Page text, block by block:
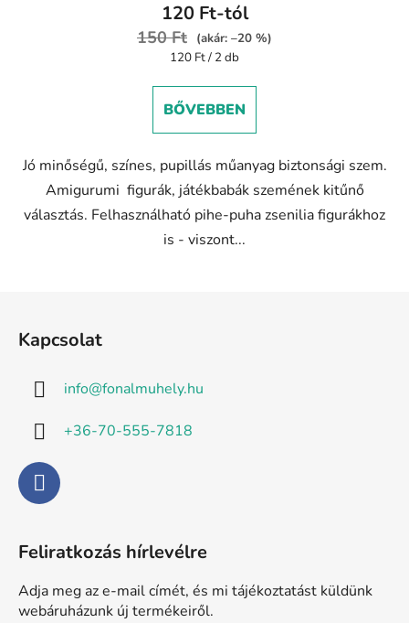
120 Ft-tól
150 Ft
(akár: –20 %)
Egységár:
120 Ft / 2 db
BŐVEBBEN
Jó minőségű, színes, pupillás műanyag biztonsági szem.
Amigurumi figurák, játékbabák szemének kitűnő
választás. Felhasználható pihe-puha zsenilia figurákhoz
is - viszont...
Kapcsolat
info@fonalmuhely.hu
+36-70-555-7818
Feliratkozás hírlevélre
Adja meg az e-mail címét, és mi tájékoztatást küldünk
webáruházunk új termékeiről.